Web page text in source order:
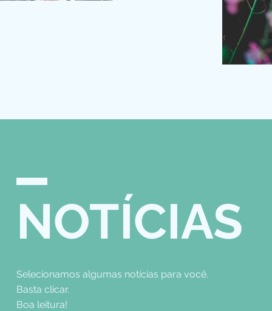
NOTÍCIAS
Selecionamos algumas notícias para você.
Basta clicar.
Boa leitura!